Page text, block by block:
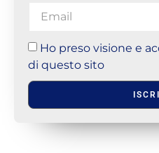
Ho preso visione e
di questo sito